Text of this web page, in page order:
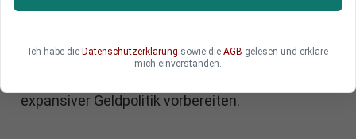
Der Internationale Währungsfonds befürchtet,
der Schweiz konzentrieren, könnten durch eine
Immobilien- und Kreditblase gefährdet sein. Die
expansiver Geldpolitik vorbereiten.
Ich habe die Datenschutzerklärung sowie die AGB gelesen und erkläre
mich einverstanden.